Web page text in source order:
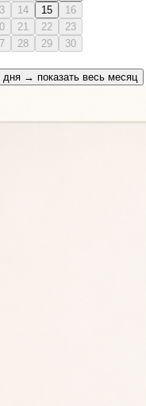
14 15
16
21 22
23
28 29
30
→ показать весь месяц